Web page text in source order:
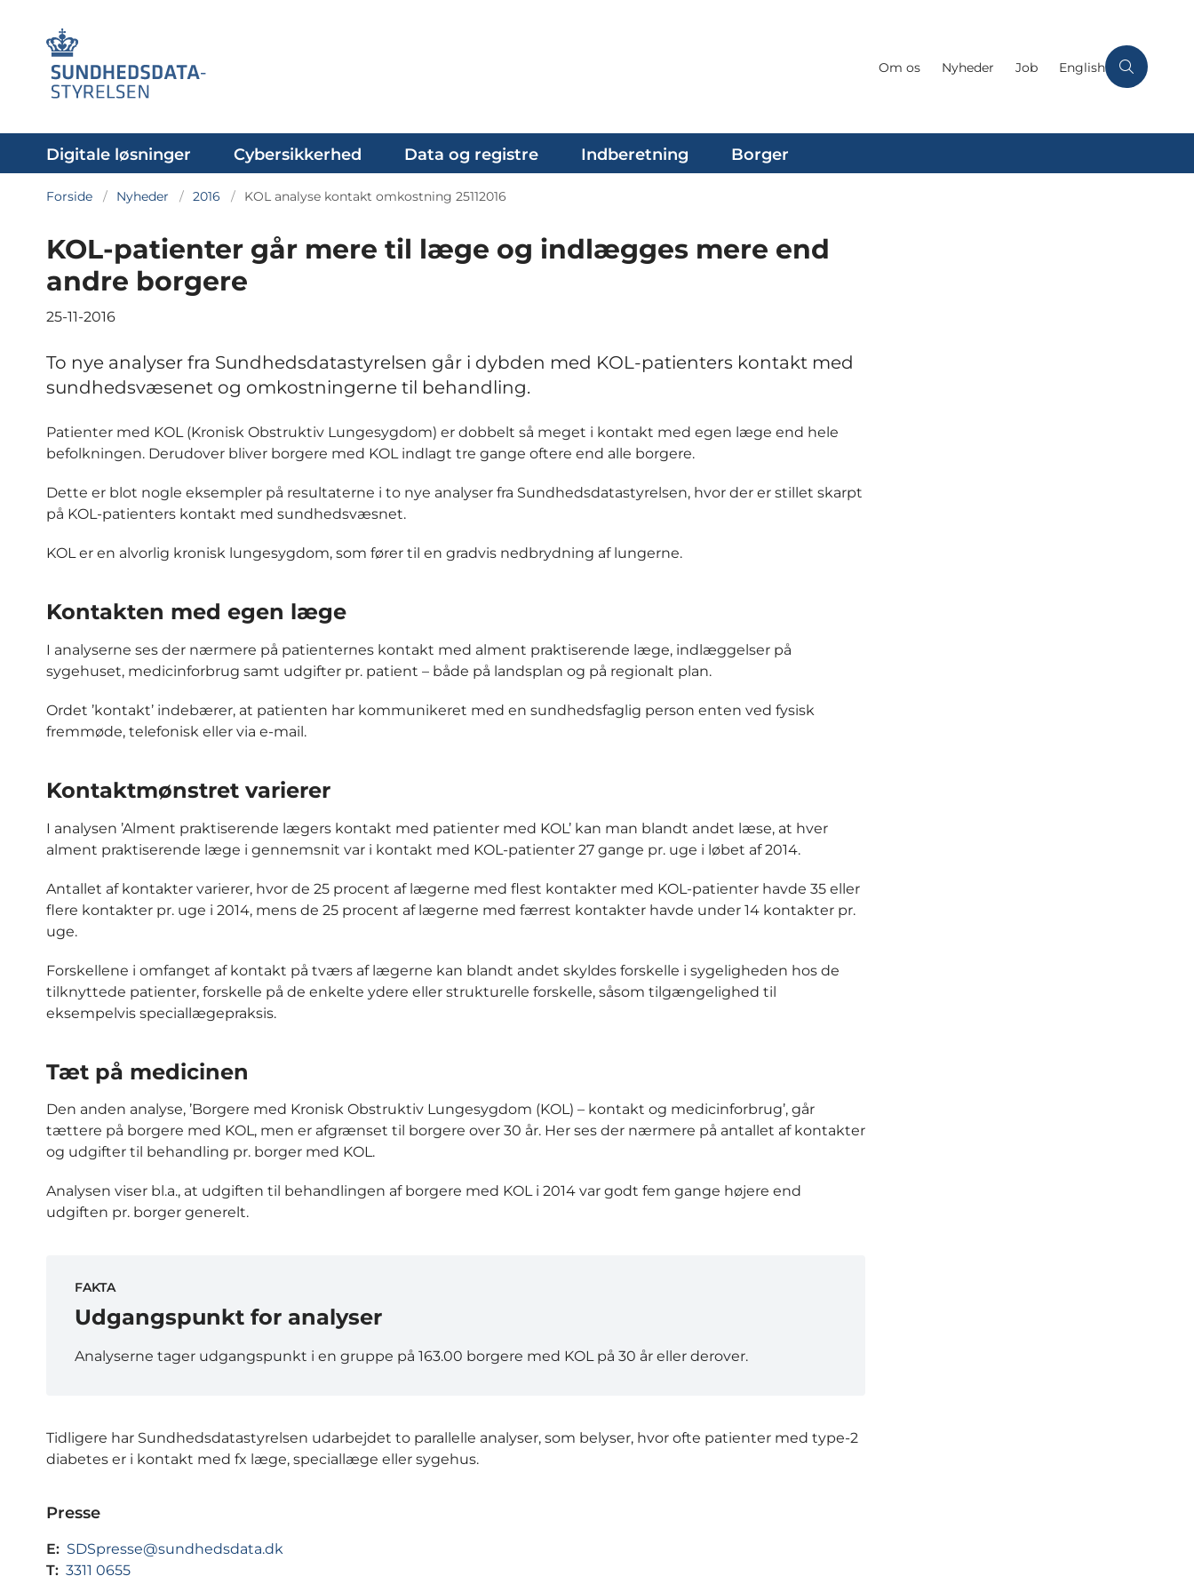
Om os Nyheder Job English
Digitale løsninger Cybersikkerhed Data og registre Indberetning Borger
Forside Nyheder 2016 KOL analyse kontakt omkostning 25112016
KOL-patienter går mere til læge og indlægges mere end
andre borgere
25-11-2016
To nye analyser fra Sundhedsdatastyrelsen går i dybden med KOL-patienters kontakt med
sundhedsvæsenet og omkostningerne til behandling.
Patienter med KOL (Kronisk Obstruktiv Lungesygdom) er dobbelt så meget i kontakt med egen læge end hele
befolkningen. Derudover bliver borgere med KOL indlagt tre gange oftere end alle borgere.
Dette er blot nogle eksempler på resultaterne i to nye analyser fra Sundhedsdatastyrelsen, hvor der er stillet skarpt
på KOL-patienters kontakt med sundhedsvæsnet.
KOL er en alvorlig kronisk lungesygdom, som fører til en gradvis nedbrydning af lungerne.
Kontakten med egen læge
I analyserne ses der nærmere på patienternes kontakt med alment praktiserende læge, indlæggelser på
sygehuset, medicinforbrug samt udgifter pr. patient – både på landsplan og på regionalt plan.
Ordet ’kontakt’ indebærer, at patienten har kommunikeret med en sundhedsfaglig person enten ved fysisk
fremmøde, telefonisk eller via e-mail.
Kontaktmønstret varierer
I analysen ’Alment praktiserende lægers kontakt med patienter med KOL’ kan man blandt andet læse, at hver
alment praktiserende læge i gennemsnit var i kontakt med KOL-patienter 27 gange pr. uge i løbet af 2014.
Antallet af kontakter varierer, hvor de 25 procent af lægerne med flest kontakter med KOL-patienter havde 35 eller
flere kontakter pr. uge i 2014, mens de 25 procent af lægerne med færrest kontakter havde under 14 kontakter pr.
uge.
Forskellene i omfanget af kontakt på tværs af lægerne kan blandt andet skyldes forskelle i sygeligheden hos de
tilknyttede patienter, forskelle på de enkelte ydere eller strukturelle forskelle, såsom tilgængelighed til
eksempelvis speciallægepraksis.
Tæt på medicinen
Den anden analyse, ’Borgere med Kronisk Obstruktiv Lungesygdom (KOL) – kontakt og medicinforbrug’, går
tættere på borgere med KOL, men er afgrænset til borgere over 30 år. Her ses der nærmere på antallet af kontakter
og udgifter til behandling pr. borger med KOL.
Analysen viser bl.a., at udgiften til behandlingen af borgere med KOL i 2014 var godt fem gange højere end
udgiften pr. borger generelt.
FAKTA
Udgangspunkt for analyser
Analyserne tager udgangspunkt i en gruppe på 163.00 borgere med KOL på 30 år eller derover.
Tidligere har Sundhedsdatastyrelsen udarbejdet to parallelle analyser, som belyser, hvor ofte patienter med type-2
diabetes er i kontakt med fx læge, speciallæge eller sygehus.
Presse
E: SDSpresse@sundhedsdata.dk
T: 3311 0655